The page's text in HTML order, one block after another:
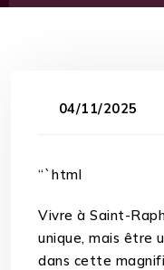
04/11/2025
“`html
Vivre à Saint-
unique, mais être
dans cette